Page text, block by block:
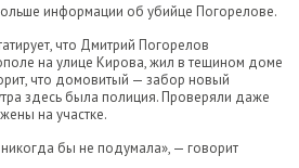
информации об убийце Погорелове.
что Дмитрий Погорелов
на улице Кирова, жил в тещином доме
что домовитый — забор новый
здесь была полиция. Проверяли даже
на участке.
бы не подумала», — говорит